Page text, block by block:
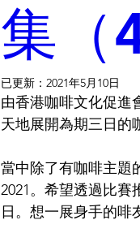
集（
已更新： 2021年5月10日
由香港咖啡文化促進
天地展開為期三日的
當中除了有咖啡主題
2021。希望透過比賽
日。想一展身手的啡